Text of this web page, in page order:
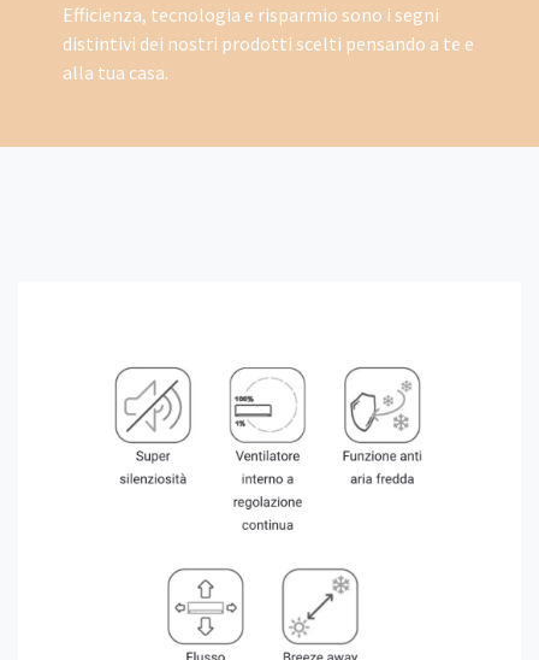
Efficienza, tecnologia e risparmio sono i segni
distintivi dei nostri prodotti scelti pensando a te e
alla tua casa.